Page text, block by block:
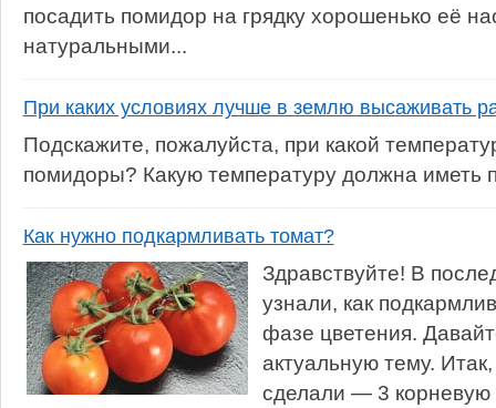
посадить помидор на грядку хорошенько её
натуральными...
При каких условиях лучше в землю высаживать
Подскажите, пожалуйста, при какой
помидоры? Какую температуру должна иметь
Как нужно подкармливать томат?
Здравствуйте! В
узнали, как
фазе цветения.
актуальную тему.
сделали — 3 корневую